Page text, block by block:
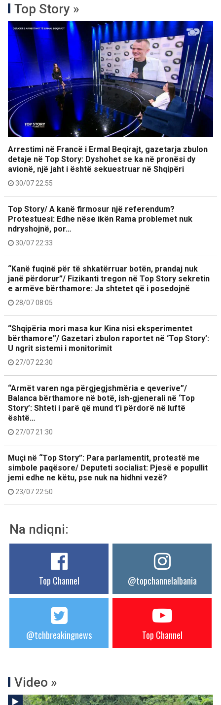
Top Story »
Arrestimi në Francë i Ermal Beqirajt, gazetarja zbulon
detaje në Top Story: Dyshohet se ka në pronësi dy
avionë, një jaht i është sekuestruar në Shqipëri
30/07 22:55
Top Story/ A kanë firmosur një referendum?
Protestuesi: Edhe nëse ikën Rama problemet nuk
ndryshojnë, por…
30/07 22:33
“Kanë fuqinë për të shkatërruar botën, prandaj nuk
janë përdorur”/ Fizikanti tregon në Top Story sekretin
e armëve bërthamore: Ja shtetet që i posedojnë
28/07 08:05
“Shqipëria mori masa kur Kina nisi eksperimentet
bërthamore”/ Gazetari zbulon raportet në ‘Top Story’:
U ngrit sistemi i monitorimit
27/07 22:30
“Armët varen nga përgjegjshmëria e qeverive”/
Balanca bërthamore në botë, ish-gjenerali në ‘Top
Story’: Shteti i parë që mund t’i përdorë në luftë
është…
27/07 21:30
Muçi në “Top Story”: Para parlamentit, protestë me
simbole paqësore/ Deputeti socialist: Pjesë e popullit
jemi edhe ne këtu, pse nuk na hidhni vezë?
23/07 22:50
Na ndiqni:
Top Channel @topchannelalbania
@tchbreakingnews Top Channel
Video »